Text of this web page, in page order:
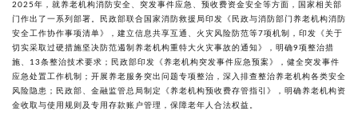
2025年，就养老机构消防安全、突发事件应急、预收费资金安全等方面，国家相关部
门作出了一系列部署。民政部联合国家消防救援局印发《民政与消防部门养老机构消防
安全工作协作事项清单》，建立信息共享互通、火灾风险防范等7项机制，印发《关于
切实采取过硬措施坚决防范遏制养老机构重特大火灾事故的通知》，明确9项整治措
施、13条整治技术要求；民政部印发《养老机构突发事件应急预案》，健全突发事件
应急处置工作机制；开展养老服务突出问题专项整治，深入排查整治养老机构各类安全
风险隐患；民政部、金融监管总局制定《养老机构预收费存管指引》，明确养老机构资
金收取与使用规则及专用存款账户管理，保障老年人合法权益。